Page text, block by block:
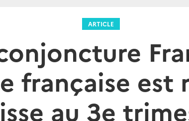
ARTICLE
française est
au 3e